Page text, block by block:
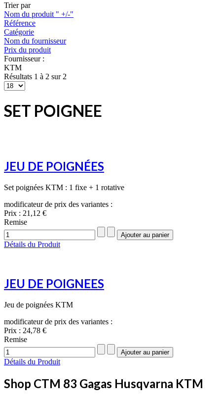
Trier par
Nom du produit " +/-"
Référence
Catégorie
Nom du fournisseur
Prix du produit
Fournisseur :
KTM
Résultats 1 à 2 sur 2
SET POIGNEE
JEU DE POIGNÉES
Set poignées KTM : 1 fixe + 1 rotative
modificateur de prix des variantes :
Prix : 21,12 €
Remise
Détails du Produit
JEU DE POIGNEES
Jeu de poignées KTM
modificateur de prix des variantes :
Prix : 24,78 €
Remise
Détails du Produit
Shop CTM 83 Gagas Husqvarna KTM